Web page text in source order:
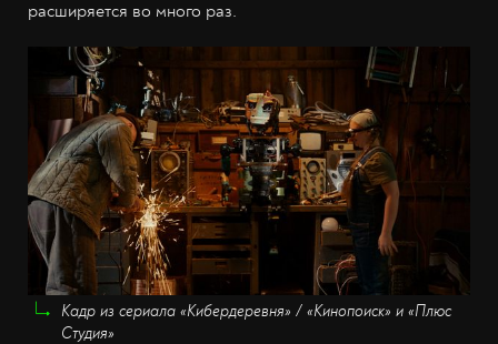
расширяется во много раз.
Кадр из сериала «Кибердеревня» / «Кинопоиск» и «Плюс
Студия»